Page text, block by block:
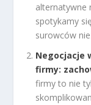
alternatywne
spotykamy
surowców
Negocjacje
firmy:
firmy to nie